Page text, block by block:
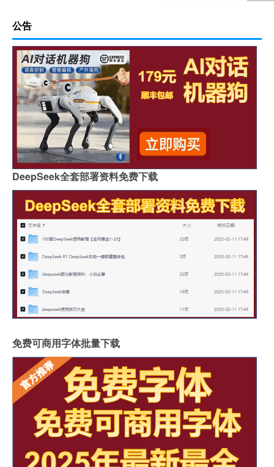
公告
DeepSeek全套部署资料免费下载
免费可商用字体批量下载